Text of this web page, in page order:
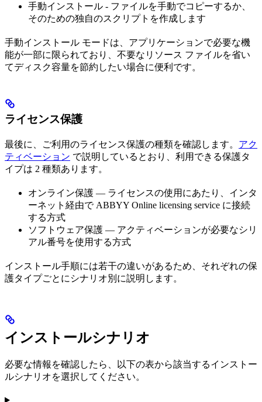
手動インストール - ファイルを手動でコピーするか、
そのための独自のスクリプトを作成します
手動インストール モードは、アプリケーションで必要な機
能が一部に限られており、不要なリソース ファイルを省い
てディスク容量を節約したい場合に便利です。
ライセンス保護
最後に、ご利用のライセンス保護の種類を確認します。 アク
ティベーション で説明しているとおり、利用できる保護タ
イプは 2 種類あります。
オンライン保護 — ライセンスの使用にあたり、インタ
ーネット経由で ABBYY Online licensing service に接続
する方式
ソフトウェア保護 — アクティベーションが必要なシリ
アル番号を使用する方式
インストール手順には若干の違いがあるため、それぞれの保
護タイプごとにシナリオ別に説明します。
インストールシナリオ
必要な情報を確認したら、以下の表から該当するインストー
ルシナリオを選択してください。